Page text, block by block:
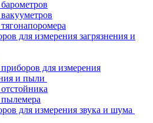
для измерения загрязнения и
для измерения
и пыли
для измерения звука и шума